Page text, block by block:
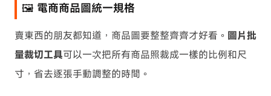
️🖼️ 電商商品圖統一規格
賣東西的朋友都知道，商品圖要整整齊齊才好看。 圖片批
量裁切工具可以一次把所有商品照裁成一樣的比例和尺
寸，省去逐張手動調整的時間。